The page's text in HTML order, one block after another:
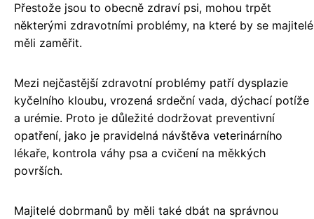
Přestože jsou to obecně zdraví psi, mohou trpět
některými zdravotními problémy, na které by se majitelé
měli zaměřit.
Mezi nejčastější zdravotní problémy patří dysplazie
kyčelního kloubu, vrozená srdeční vada, dýchací potíže
a urémie. Proto je důležité dodržovat preventivní
opatření, jako je pravidelná návštěva veterinárního
lékaře, kontrola váhy psa a cvičení na měkkých
površích.
Majitelé dobrmanů by měli také dbát na správnou